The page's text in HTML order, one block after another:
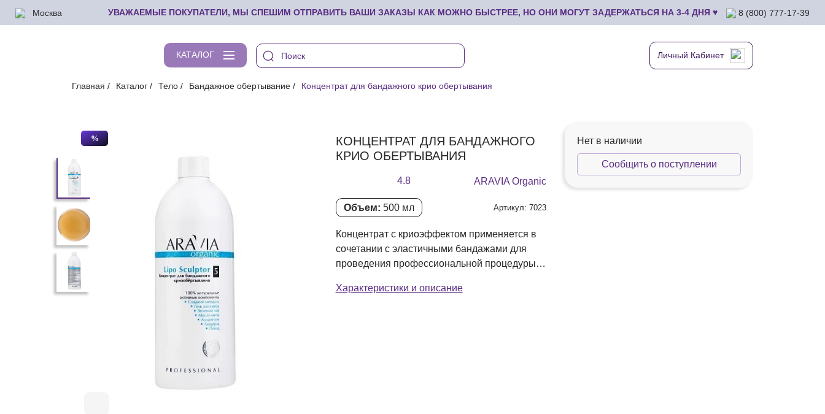
УВАЖАЕМЫЕ ПОКУПАТЕЛИ, МЫ СПЕШИМ ОТПРАВИТЬ ВАШИ ЗАКАЗЫ КАК МОЖНО БЫСТРЕЕ, НО ОНИ МОГУТ ЗАДЕРЖАТЬСЯ НА 3-4 ДНЯ ♥
Москва 8 (800) 777-17-39
КАТАЛОГ Личный Кабинет
Главная Каталог Тело Бандажное обертывание Концентрат для бандажного крио обертывания
%
КОНЦЕНТРАТ ДЛЯ БАНДАЖНОГО
КРИО ОБЕРТЫВАНИЯ
4.8 ARAVIA Organic
Объем: 500 мл Артикул: 7023
Концентрат с криоэффектом применяется в
сочетании с эластичными бандажами для
проведения профессиональной процедуры
Характеристики и описание
Нет в наличии
Сообщить о поступлении